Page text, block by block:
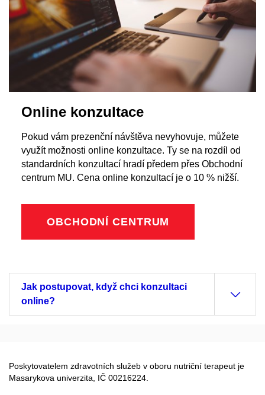
Online konzultace
Pokud vám prezenční návštěva nevyhovuje, můžete
využít možnosti online konzultace. Ty se na rozdíl od
standardních konzultací hradí předem přes Obchodní
centrum MU. Cena online konzultací je o 10 % nižší.
OBCHODNÍ CENTRUM
Jak postupovat, když chci konzultaci
online?
Poskytovatelem zdravotních služeb v oboru nutriční terapeut je
Masarykova univerzita, IČ 00216224.